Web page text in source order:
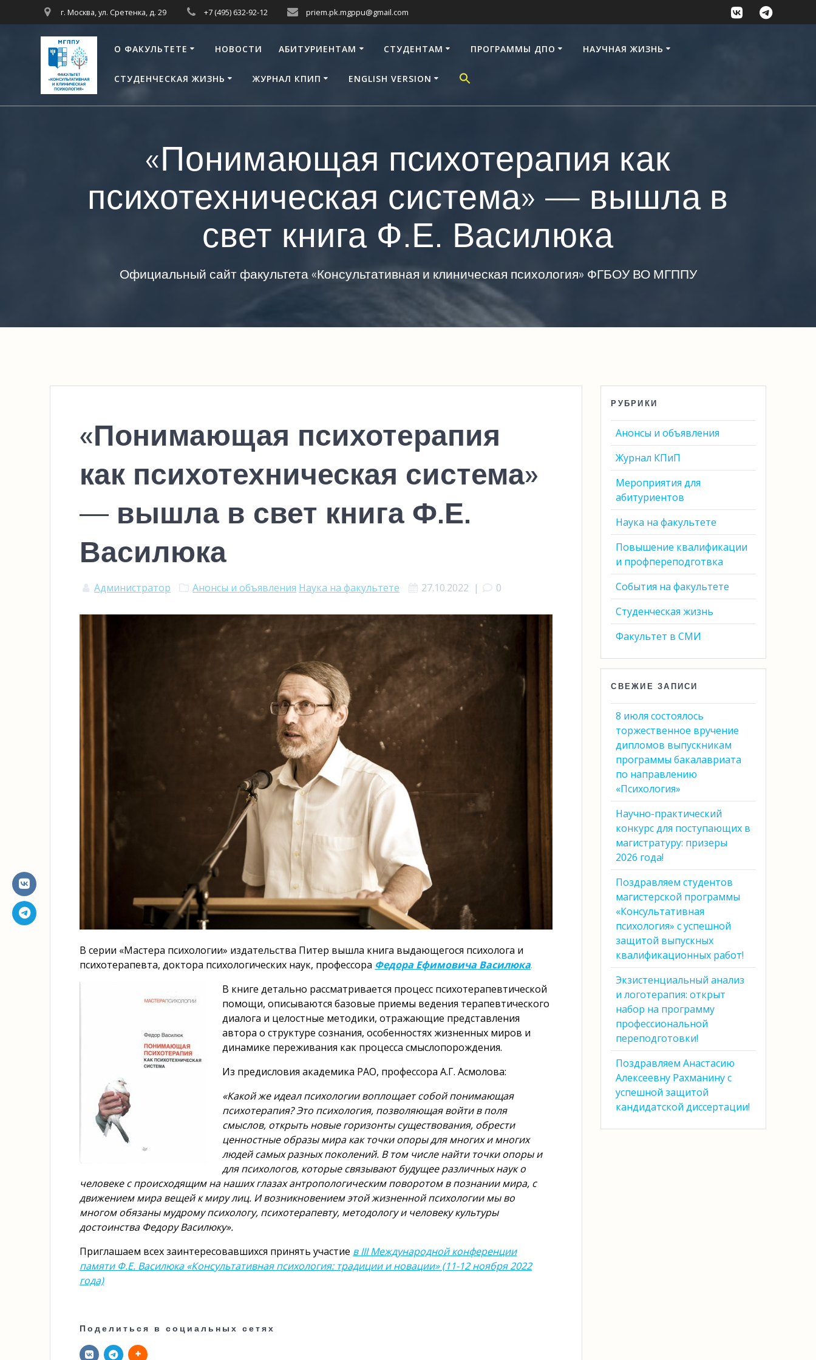
к
контенту
г. Москва, ул. Сретенка, д. 29 +7 (495) 632-92-12 priem.pk.mgppu@gmail.com
О ФАКУЛЬТЕТЕ НОВОСТИ АБИТУРИЕНТАМ СТУДЕНТАМ ПРОГРАММЫ ДПО НАУЧНАЯ ЖИЗНЬ
СТУДЕНЧЕСКАЯ ЖИЗНЬ ЖУРНАЛ КПИП ENGLISH VERSION
«Понимающая психотерапия как
психотехническая система» — вышла в
свет книга Ф.Е. Василюка
Официальный сайт факультета «Консультативная и клиническая психология» ФГБОУ ВО МГППУ
«Понимающая психотерапия
как психотехническая система»
— вышла в свет книга Ф.Е.
Василюка
Администратор Анонсы и объявления Наука на факультете 27.10.2022 | 0
В серии «Мастера психологии» издательства Питер вышла книга выдающегося психолога и
психотерапевта, доктора психологических наук, профессора Федора Ефимовича Василюка.
В книге детально рассматривается процесс психотерапевтической
помощи, описываются базовые приемы ведения терапевтического
диалога и целостные методики, отражающие представления
автора о структуре сознания, особенностях жизненных миров и
динамике переживания как процесса смыслопорождения.
Из предисловия академика РАО, профессора А.Г. Асмолова:
«Какой же идеал психологии воплощает собой понимающая
психотерапия? Это психология, позволяющая войти в поля
смыслов, открыть новые горизонты существования, обрести
ценностные образы мира как точки опоры для многих и многих
людей самых разных поколений. В том числе найти точки опоры и
для психологов, которые связывают будущее различных наук о
человеке с происходящим на наших глазах антропологическим поворотом в познании мира, с
движением мира вещей к миру лиц. И возникновением этой жизненной психологии мы во
многом обязаны мудрому психологу, психотерапевту, методологу и человеку культуры
достоинства Федору Василюку».
Приглашаем всех заинтересовавшихся принять участие в III Международной конференции
памяти Ф.Е. Василюка «Консультативная психология: традиции и новации» (11-12 ноября 2022
года)
Поделиться в социальных сетях
РУБРИКИ
Анонсы и объявления
Журнал КПиП
Мероприятия для
абитуриентов
Наука на факультете
Повышение квалификации
и профпереподготвка
События на факультете
Студенческая жизнь
Факультет в СМИ
СВЕЖИЕ ЗАПИСИ
8 июля состоялось
торжественное вручение
дипломов выпускникам
программы бакалавриата
по направлению
«Психология»
Научно-практический
конкурс для поступающих в
магистратуру: призеры
2026 года!
Поздравляем студентов
магистерской программы
«Консультативная
психология» с успешной
защитой выпускных
квалификационных работ!
Экзистенциальный анализ
и логотерапия: открыт
набор на программу
профессиональной
переподготовки!
Поздравляем Анастасию
Алексеевну Рахманину с
успешной защитой
кандидатской диссертации!